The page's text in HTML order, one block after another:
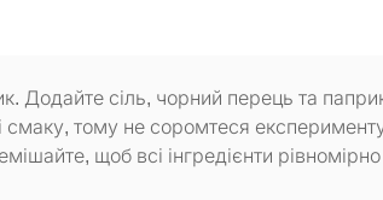
Додайте сіль, чорний перець та
тому не соромтеся
щоб всі інгредієнти рівномірно